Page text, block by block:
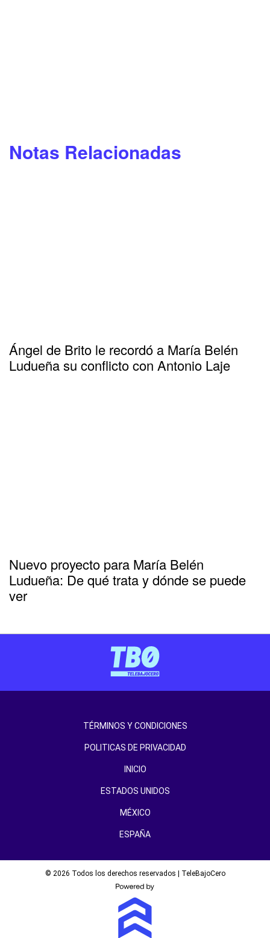
Notas Relacionadas
Ángel de Brito le recordó a María Belén
Ludueña su conflicto con Antonio Laje
Nuevo proyecto para María Belén
Ludueña: De qué trata y dónde se puede
ver
TÉRMINOS Y CONDICIONES
POLITICAS DE PRIVACIDAD
INICIO
ESTADOS UNIDOS
MÉXICO
ESPAÑA
© 2026 Todos los derechos reservados | TeleBajoCero